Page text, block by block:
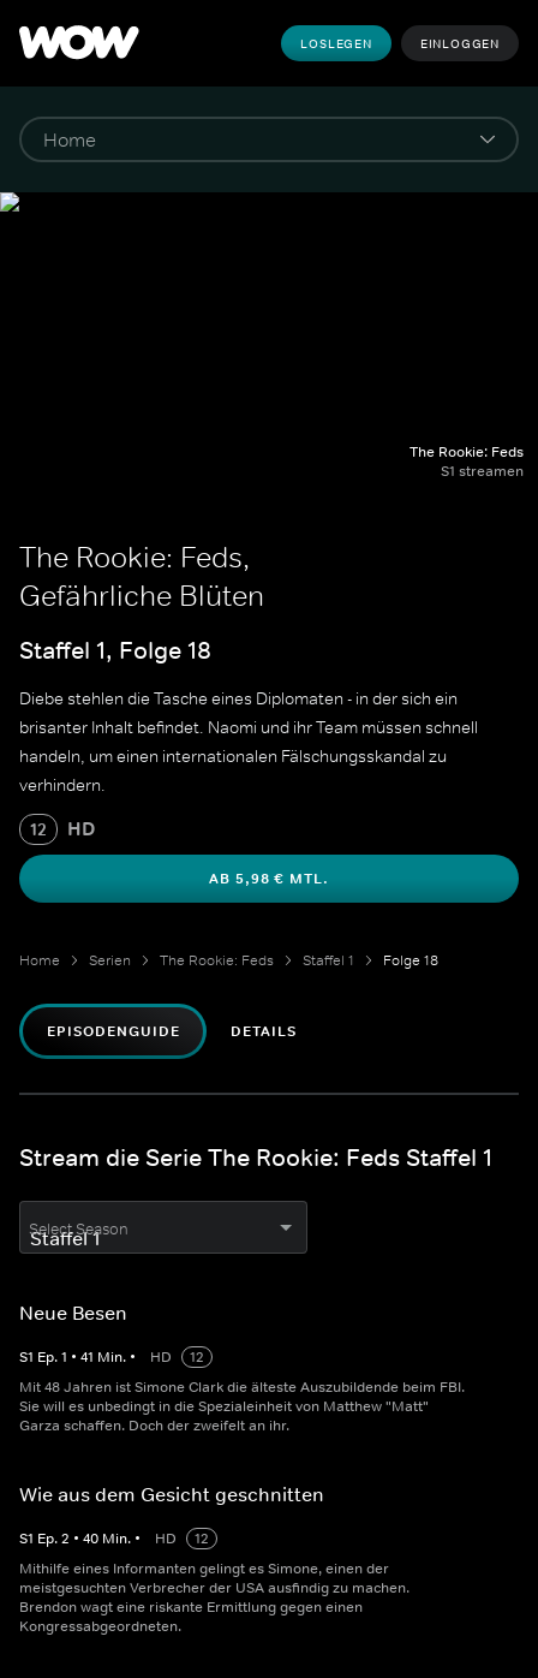
LOSLEGEN EINLOGGEN
The Rookie: Feds
S1 streamen
The Rookie: Feds,
Gefährliche Blüten
Staffel 1, Folge 18
Diebe stehlen die Tasche eines Diplomaten - in der sich ein
brisanter Inhalt befindet. Naomi und ihr Team müssen schnell
handeln, um einen internationalen Fälschungsskandal zu
verhindern.
12 HD
AB 5,98 € MTL.
Home Serien The Rookie: Feds Staffel 1 Folge 18
EPISODENGUIDE DETAILS
Stream die Serie The Rookie: Feds Staffel 1
Select Season
Neue Besen
S1 Ep.1 • 41 Min. • HD
12
Mit 48 Jahren ist Simone Clark die älteste Auszubildende beim FBI.
Sie will es unbedingt in die Spezialeinheit von Matthew "Matt"
Garza schaffen. Doch der zweifelt an ihr.
Wie aus dem Gesicht geschnitten
S1 Ep.2 • 40 Min. • HD
12
Mithilfe eines Informanten gelingt es Simone, einen der
meistgesuchten Verbrecher der USA ausfindig zu machen.
Brendon wagt eine riskante Ermittlung gegen einen
Kongressabgeordneten.